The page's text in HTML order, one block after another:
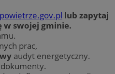
lub zapytaj
w swojej gminie.
prac,
audyt energetyczny.